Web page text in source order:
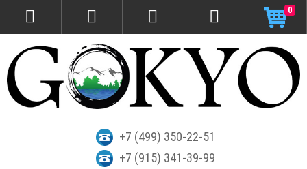
+7 (499) 350-22-51
+7 (915) 341-39-99
0